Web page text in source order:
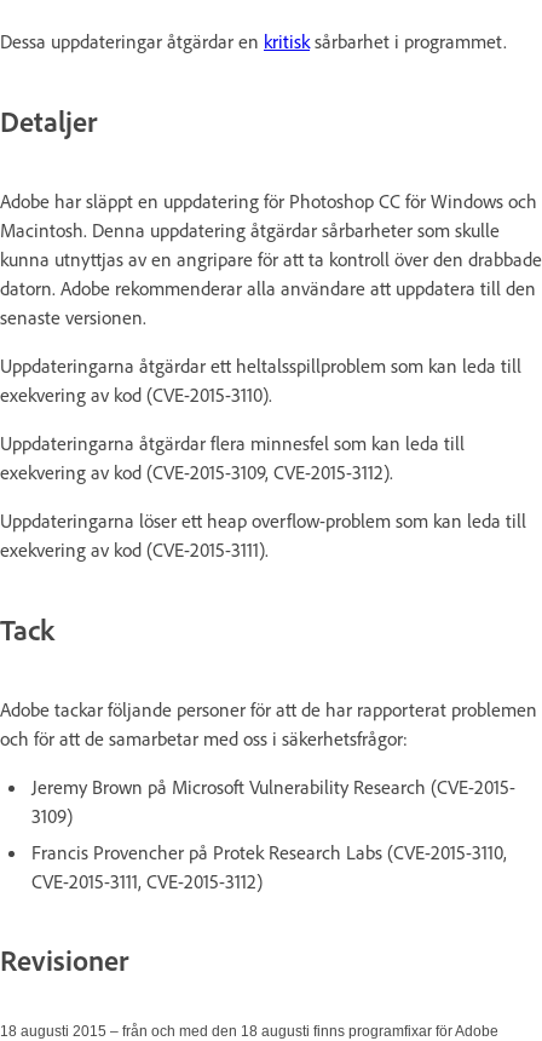
Dessa uppdateringar åtgärdar en kritisksårbarhet i programmet.
Detaljer
Adobe har släppt en uppdatering för Photoshop CC för Windows och
Macintosh. Denna uppdatering åtgärdar sårbarheter som skulle
kunna utnyttjas av en angripare för att ta kontroll över den drabbade
datorn. Adobe rekommenderar alla användare att uppdatera till den
senaste versionen.
Uppdateringarna åtgärdar ett heltalsspillproblem som kan leda till
exekvering av kod (CVE-2015-3110).
Uppdateringarna åtgärdar flera minnesfel som kan leda till
exekvering av kod (CVE-2015-3109, CVE-2015-3112).
Uppdateringarna löser ett heap overflow-problem som kan leda till
exekvering av kod (CVE-2015-3111).
Tack
Adobe tackar följande personer för att de har rapporterat problemen
och för att de samarbetar med oss i säkerhetsfrågor:
Jeremy Brown på Microsoft Vulnerability Research (CVE-2015-
3109)
Francis Provencher på Protek Research Labs (CVE-2015-3110,
CVE-2015-3111, CVE-2015-3112)
Revisioner
18 augusti 2015 – från och med den 18 augusti finns programfixar för Adobe